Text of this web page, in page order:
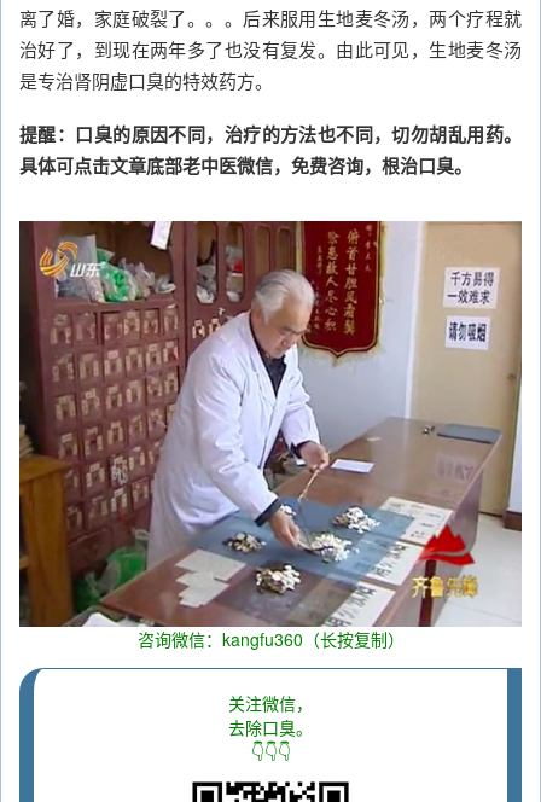
离了婚，家庭破裂了。。。后来服用生地麦冬汤，两个疗程就
治好了，到现在两年多了也没有复发。由此可见，生地麦冬汤
是专治肾阴虚口臭的特效药方。
提醒：口臭的原因不同，治疗的方法也不同，切勿胡乱用药。
具体可点击文章底部老中医微信，免费咨询，根治口臭。
咨询微信：kangfu360（长按复制）
关注微信，
去除口臭。
👇👇👇